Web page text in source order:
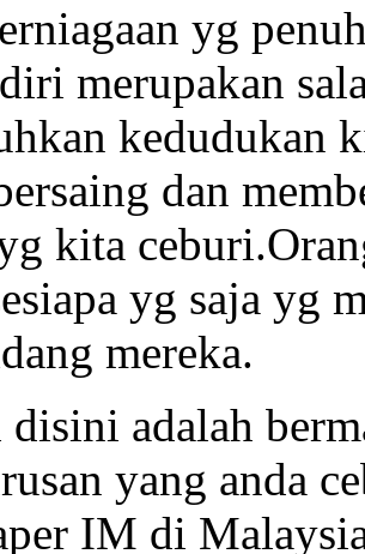
yg
merupakan
kedudukan
dan
kita
yg saja yg
mereka.
disini adalah
yang anda
IM di